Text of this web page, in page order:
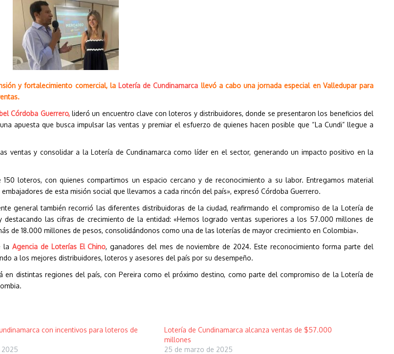
y fortalecimiento comercial, la Lotería de Cundinamarca llevó a cabo una jornada especial en Valledupar para
Córdoba Guerrero,lideró un encuentro clave con loteros y distribuidores, donde se presentaron los beneficios del
apuesta que busca impulsar las ventas y premiar el esfuerzo de quienes hacen posible que “La Cundi” llegue a
ventas y consolidar a la Lotería de Cundinamarca como líder en el sector, generando un impacto positivo en la
150 loteros, con quienes compartimos un espacio cercano y de reconocimiento a su labor. Entregamos material
de esta misión social que llevamos a cada rincón del país», expresó Córdoba Guerrero.
general también recorrió las diferentes distribuidoras de la ciudad, reafirmando el compromiso de la Lotería de
destacando las cifras de crecimiento de la entidad: «Hemos logrado ventas superiores a los 57.000 millones de
de 18.000 millones de pesos, consolidándonos como una de las loterías de mayor crecimiento en Colombia».
la Agencia de Loterías El Chino, ganadores del mes de noviembre de 2024. Este reconocimiento forma parte del
a los mejores distribuidores, loteros y asesores del país por su desempeño.
distintas regiones del país, con Pereira como el próximo destino, como parte del compromiso de la Lotería de
con incentivos para loteros de
2025
Lotería de Cundinamarca alcanza ventas de $57.000
millones
25 de marzo de 2025